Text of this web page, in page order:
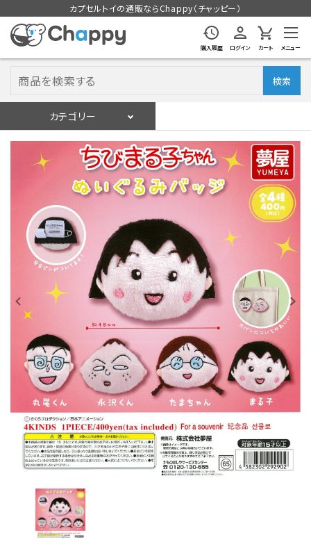
カプセルトイの通販ならChappy（チャッピー）
購入履歴 ログイン カート メニュー
検索
カテゴリー
ログイン 会員登録
入荷スケジュールをチェック
カプセルトイマシン本体
カプセルトイ
販促用空カプセル
レンタル
景品・玩具・文具
販促用カプセルトイ